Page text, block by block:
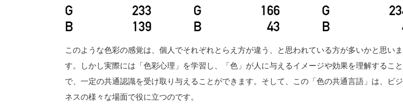
このような色彩の感覚は、個人でそれぞれとらえ方が違う、と思われている方が多いかと思いま
す。しかし実際には「色彩心理」を学習し、「色」が人に与えるイメージや効果を理解すること
で、一定の共通認識を受け取り与えることができます。そして、この「色の共通言語」は、ビジ
ネスの様々な場面で役に立つのです。